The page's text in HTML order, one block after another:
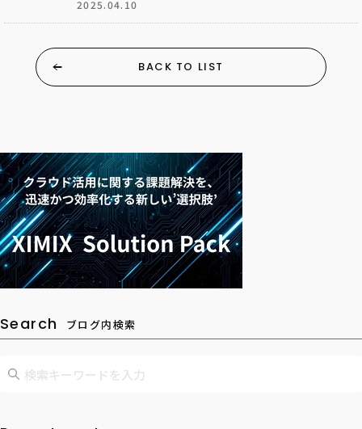
2025.04.10
BACK TO LIST
Search ブログ内検索